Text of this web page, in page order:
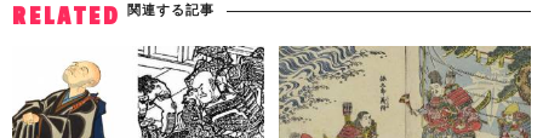
RELATED 関連する記事